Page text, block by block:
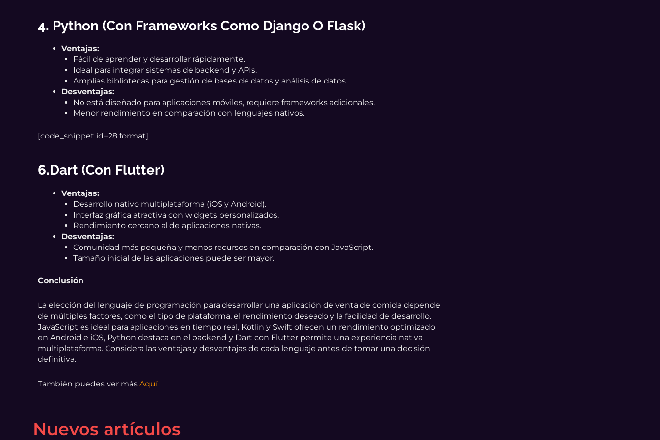
4. Python (con Frameworks Como Django O Flask)
Ventajas:
Fácil de aprender y desarrollar rápidamente.
Ideal para integrar sistemas de backend y APIs.
Amplias bibliotecas para gestión de bases de datos y análisis de datos.
Desventajas:
No está diseñado para aplicaciones móviles, requiere frameworks adicionales.
Menor rendimiento en comparación con lenguajes nativos.
[code_snippet id=28 format]
6.Dart (con Flutter)
Ventajas:
Desarrollo nativo multiplataforma (iOS y Android).
Interfaz gráfica atractiva con widgets personalizados.
Rendimiento cercano al de aplicaciones nativas.
Desventajas:
Comunidad más pequeña y menos recursos en comparación con JavaScript.
Tamaño inicial de las aplicaciones puede ser mayor.
Conclusión
La elección del lenguaje de programación para desarrollar una aplicación de venta de comida depende
de múltiples factores, como el tipo de plataforma, el rendimiento deseado y la facilidad de desarrollo.
JavaScript es ideal para aplicaciones en tiempo real, Kotlin y Swift ofrecen un rendimiento optimizado
en Android e iOS, Python destaca en el backend y Dart con Flutter permite una experiencia nativa
multiplataforma. Considera las ventajas y desventajas de cada lenguaje antes de tomar una decisión
definitiva.
También puedes ver másAquí
Nuevos artículos